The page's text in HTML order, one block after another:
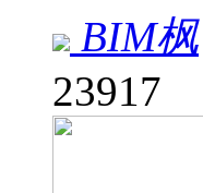
BIM枫
23917